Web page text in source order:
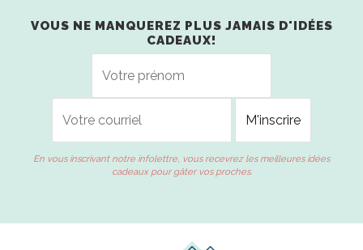
VOUS NE MANQUEREZ PLUS JAMAIS D'IDÉES
CADEAUX!
En vous inscrivant notre infolettre, vous recevrez les meilleures idées
cadeaux pour gâter vos proches.